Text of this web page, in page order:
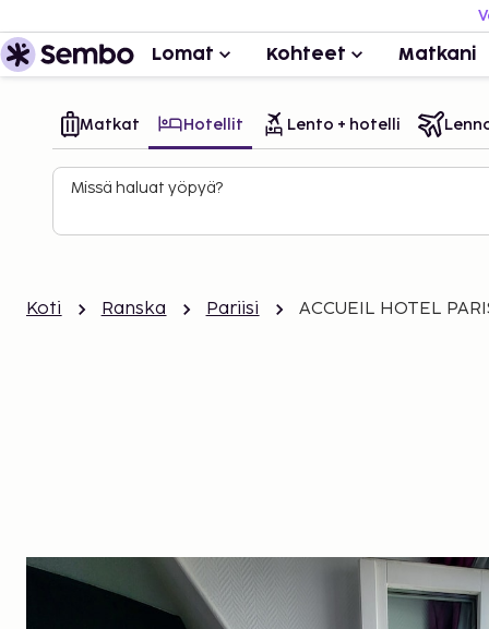
Lomat Kohteet Matkani
Matkat Hotellit Lento + hotelli
Missä haluat yöpyä?
Koti Ranska Pariisi ACCUEIL HOTEL